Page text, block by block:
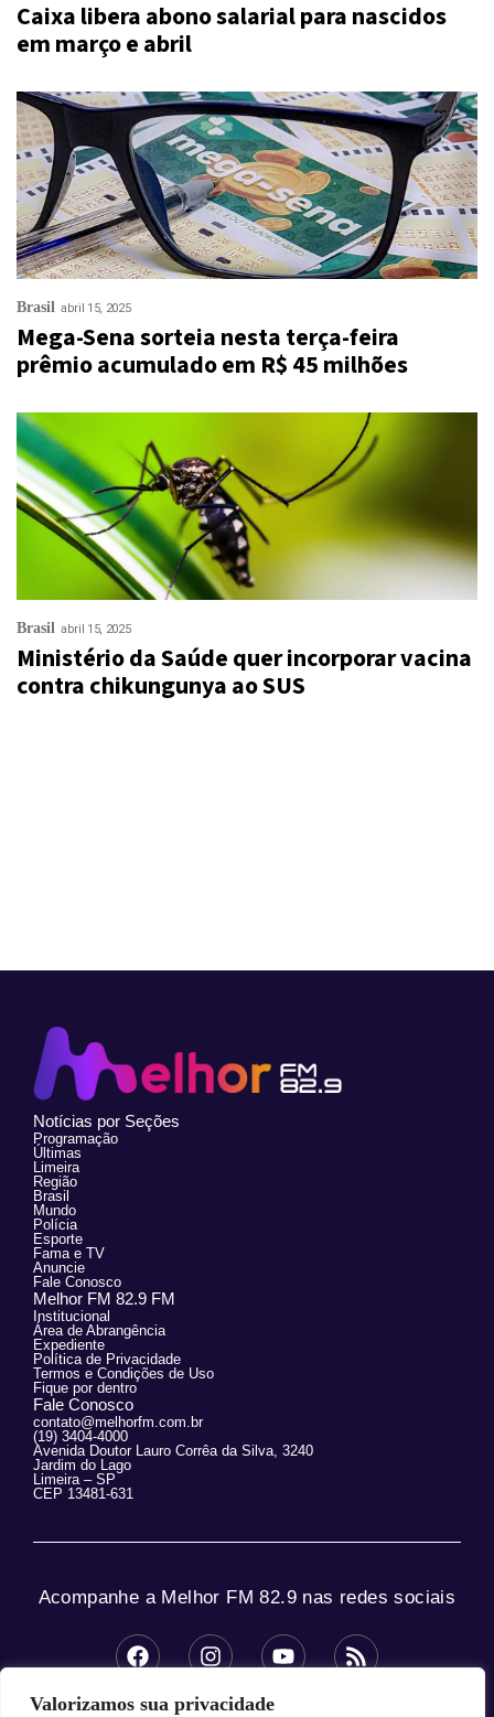
Valorizamos sua privacidade
Caixa libera abono salarial para nascidos
em março e abril
Brasil abril 15, 2025
Mega-Sena sorteia nesta terça-feira
prêmio acumulado em R$ 45 milhões
Brasil abril 15, 2025
Ministério da Saúde quer incorporar vacina
contra chikungunya ao SUS
Notícias por Seções
Programação
Últimas
Limeira
Região
Brasil
Mundo
Polícia
Esporte
Fama e TV
Anuncie
Fale Conosco
Melhor FM 82.9 FM
Institucional
Área de Abrangência
Expediente
Política de Privacidade
Termos e Condições de Uso
Fique por dentro
Fale Conosco
contato@melhorfm.com.br
(19) 3404-4000
Avenida Doutor Lauro Corrêa da Silva, 3240
Jardim do Lago
Limeira – SP
CEP 13481-631
Acompanhe a Melhor FM 82.9 nas redes sociais